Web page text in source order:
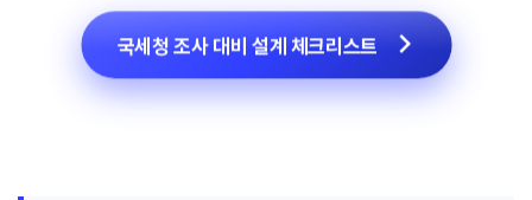
국세청 조사 대비 설계 체크리스트